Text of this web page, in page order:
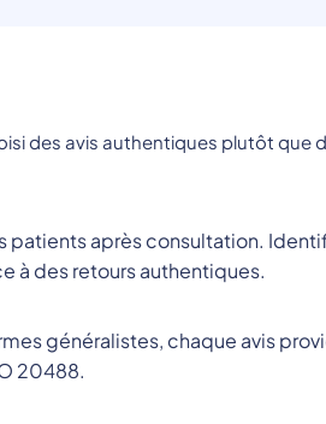
des avis authentiques plutôt que
patients après consultation.
à des retours authentiques.
généralistes, chaque avis
20488.